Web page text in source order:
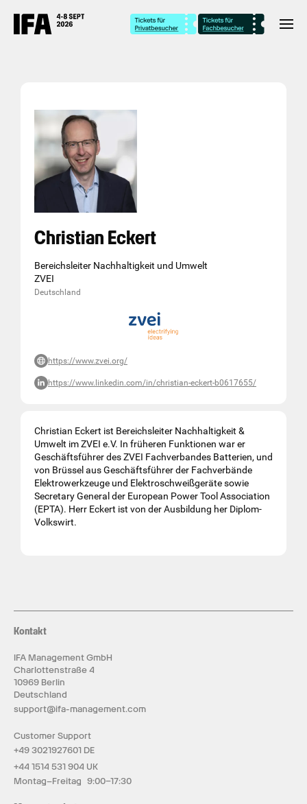
Christian Eckert
Bereichsleiter Nachhaltigkeit und Umwelt
ZVEI
Deutschland
https://www.zvei.org/
https://www.linkedin.com/in/christian-eckert-b0617655/
Christian Eckert ist Bereichsleiter Nachhaltigkeit &
Umwelt im ZVEI e.V. In früheren Funktionen war er
Geschäftsführer des ZVEI Fachverbandes Batterien, und
von Brüssel aus Geschäftsführer der Fachverbände
Elektrowerkzeuge und Elektroschweißgeräte sowie
Secretary General der European Power Tool Association
(EPTA). Herr Eckert ist von der Ausbildung her Diplom-
Volkswirt.
Kontakt
IFA Management GmbH
Charlottenstraße 4
10969 Berlin
Deutschland
support@ifa-management.com
Customer Support
+49 3021927601 DE
+44 1514 531 904 UK
Montag–Freitag 9:00–17:30